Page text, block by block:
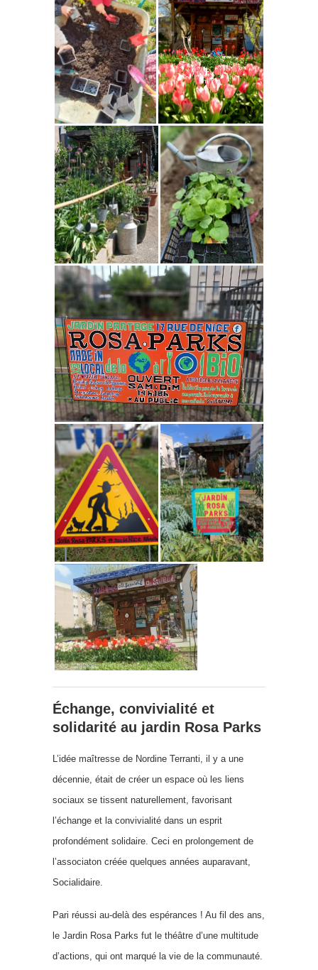
Échange, convivialité et
solidarité au jardin Rosa Parks
L’idée maîtresse de Nordine Terranti, il y a une
décennie, était de créer un espace où les liens
sociaux se tissent naturellement, favorisant
l’échange et la convivialité dans un esprit
profondément solidaire. Ceci en prolongement de
l’associaton créée quelques années auparavant,
Socialidaire.
Pari réussi au-delà des espérances ! Au fil des ans,
le Jardin Rosa Parks fut le théâtre d’une multitude
d’actions, qui ont marqué la vie de la communauté.